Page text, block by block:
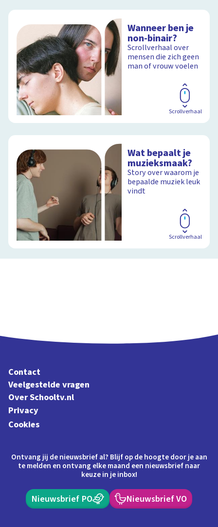
Wanneer ben je
non-binair?
Scrollverhaal over
mensen die zich geen
man of vrouw voelen
Scrollverhaal
Wat bepaalt je
muzieksmaak?
Story over waarom je
bepaalde muziek leuk
vindt
Scrollverhaal
Contact
Veelgestelde vragen
Over Schooltv.nl
Privacy
Cookies
Ontvang jij de nieuwsbrief al? Blijf op de hoogte door je aan
te melden en ontvang elke maand een nieuwsbrief naar
keuze in je inbox!
Nieuwsbrief PO Nieuwsbrief VO